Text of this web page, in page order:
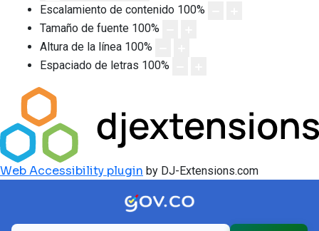
Escalamiento de contenido 100%
Tamaño de fuente 100%
Altura de la línea 100%
Espaciado de letras 100%
Web Accessibility plugin by DJ-Extensions.com